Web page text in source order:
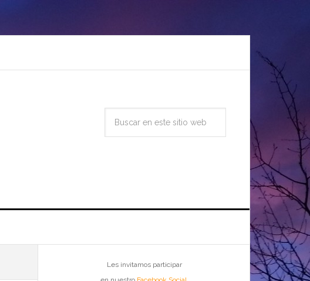
Les invitamos participar